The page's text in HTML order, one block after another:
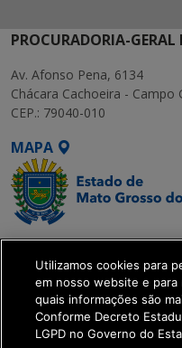
PROCURADORIA-GERAL
Av. Afonso Pena, 6134
Chácara Cachoeira - Campo
CEP.: 79040-010
MAPA
SETDIG | Secretaria-
Executiva de
Transformação Digital
get_footer();
Utilizamos cookies para
em nosso website e
quais informações são
Conforme Decreto
LGPD no Governo do